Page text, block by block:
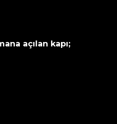
açılan kapı;